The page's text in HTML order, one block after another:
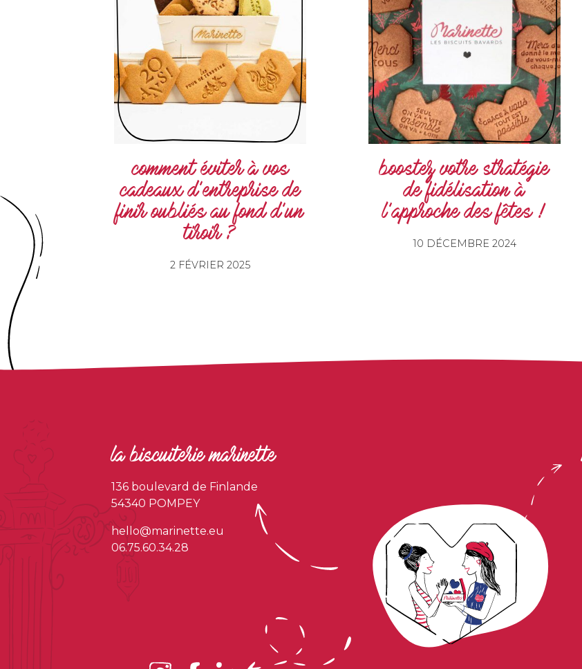
comment éviter à vos
cadeaux d’entreprise de
finir oubliés au fond d’un
tiroir ?
2 FÉVRIER 2025
boostez votre stratégie
de fidélisation à
l’approche des fêtes !
10 DÉCEMBRE 2024
la biscuiterie marinette
136 boulevard de Finlande
54340 POMPEY
hello@marinette.eu
06.75.60.34.28